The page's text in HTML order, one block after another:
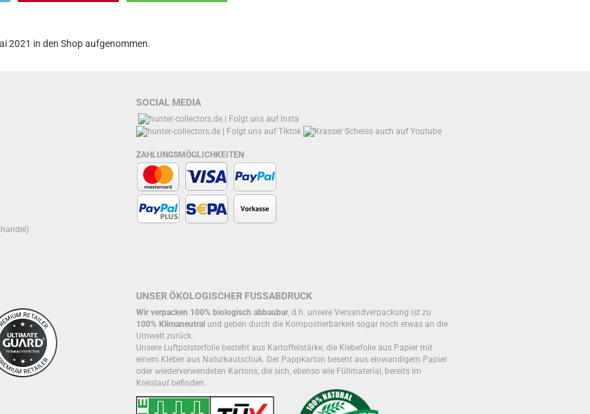
2021 in den Shop aufgenommen.
SOCIAL MEDIA
ZAHLUNGSMÖGLICHKEITEN
UNSER ÖKOLOGISCHER FUSSABDRUCK
Wir verpacken 100% biologisch abbaubar, d.h. unsere Versandverpackung ist zu
100% Klimaneutral und geben durch die Kompostierbarkeit sogar noch etwas an die
Umwelt zurück.
Unsere Luftpolsterfolie besteht aus Kartoffelstärke, die Klebefolie aus Papier mit
einem Kleber aus Naturkautschuk. Der Pappkarton beseht aus einwandigem Papier
oder wiederverwendeten Kartons, die sich, ebenso wie Füllmaterial, bereits im
Kreislauf befinden.